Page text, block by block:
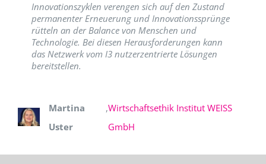
Innovationszyklen verengen sich auf den Zustand
permanenter Erneuerung und Innovationssprünge
rütteln an der Balance von Menschen und
Technologie. Bei diesen Herausforderungen kann
das Netzwerk vom I3 nutzerzentrierte Lösungen
bereitstellen.
Martina
Uster
,Wirtschaftsethik Institut WEISS
GmbH